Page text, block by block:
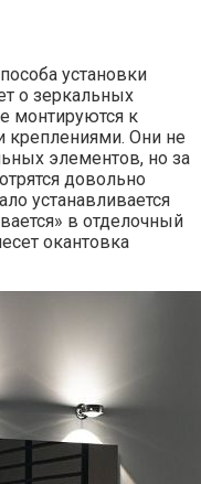
установки
о зеркальных
монтируются к
креплениями. Они не
элементов, но за
довольно
устанавливается
в отделочный
окантовка